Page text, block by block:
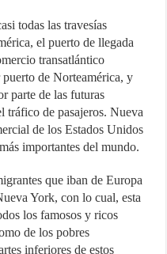
todas las travesías
el puerto de llegada
transatlántico
de Norteamérica, y
parte de las futuras
tráfico de pasajeros. Nueva
de los Estados Unidos
importantes del mundo.
que iban de Europa
York, con lo cual, esta
los famosos y ricos
de los pobres
inferiores de estos